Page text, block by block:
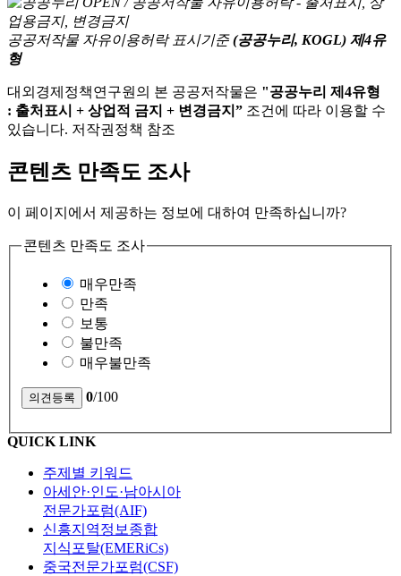
공공저작물 자유이용허락 표시기준 (공공누리, KOGL) 제4유
형
대외경제정책연구원의 본 공공저작물은 "공공누리 제4유형
: 출처표시 + 상업적 금지 + 변경금지” 조건에 따라 이용할 수
있습니다. 저작권정책 참조
콘텐츠 만족도 조사
이 페이지에서 제공하는 정보에 대하여 만족하십니까?
콘텐츠 만족도 조사
매우만족
만족
보통
불만족
매우불만족
0/100
QUICK LINK
주제별 키워드
아세안·인도·남아시아
전문가포럼(AIF)
신흥지역정보종합
지식포탈(EMERiCs)
중국전문가포럼(CSF)